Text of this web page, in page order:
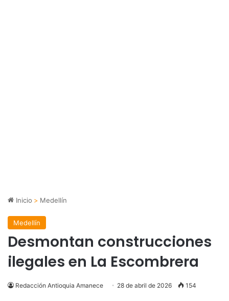
Inicio > Medellín
Medellín
Desmontan construcciones
ilegales en La Escombrera
Redacción Antioquia Amanece 28 de abril de 2026 154